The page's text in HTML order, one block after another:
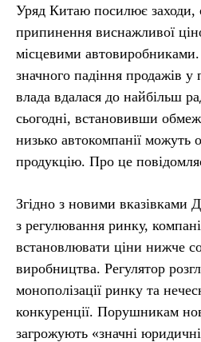
Уряд Китаю посилює заходи,
припинення виснажливої
місцевими автовиробниками.
значного падіння продажів
влада вдалася до найбільш
сьогодні, встановивши
низько автокомпанії можуть
продукцію. Про це
Згідно з новими вказівками
з регулювання ринку,
встановлювати ціни нижче
виробництва. Регулятор
монополізації ринку та
конкуренції. Порушникам
загрожують «значні